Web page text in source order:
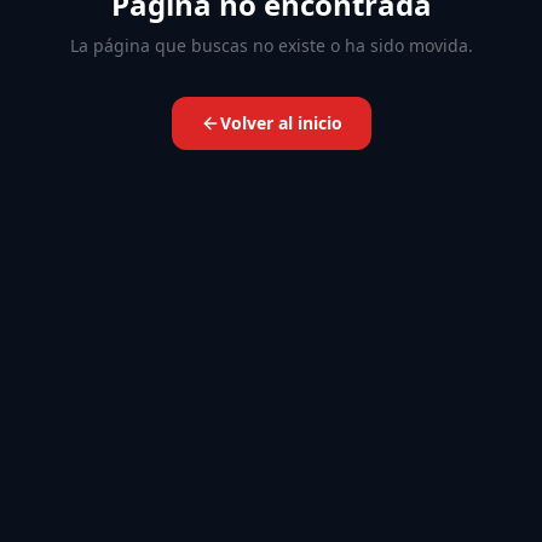
La página que buscas no existe o ha sido movida.
Volver al inicio